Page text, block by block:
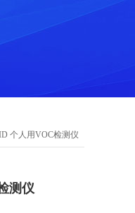
个人用VOC检测仪
测仪